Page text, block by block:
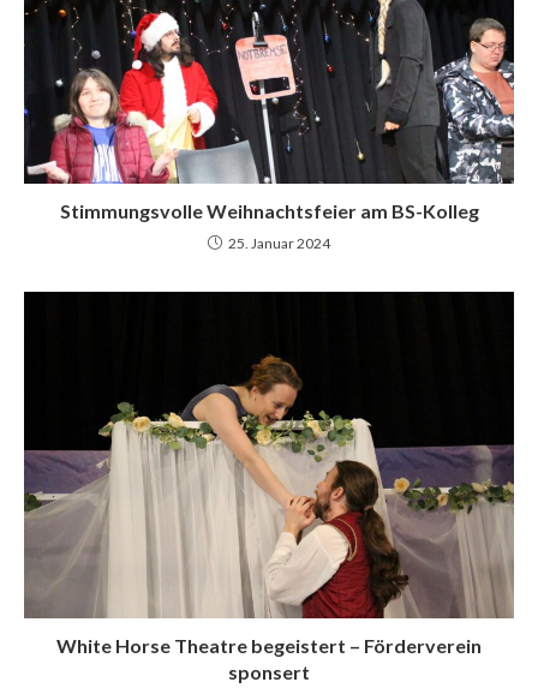
Stimmungsvolle Weihnachtsfeier am BS-Kolleg
25. Januar 2024
White Horse Theatre begeistert – Förderverein
sponsert